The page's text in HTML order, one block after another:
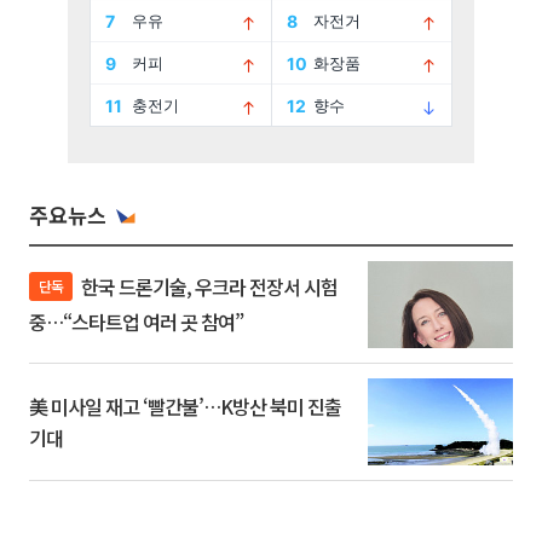
주요뉴스
단독
중…“스타트업 여러 곳 참여”
美 미사일 재고 ‘빨간불’…K방산 북미 진출
기대